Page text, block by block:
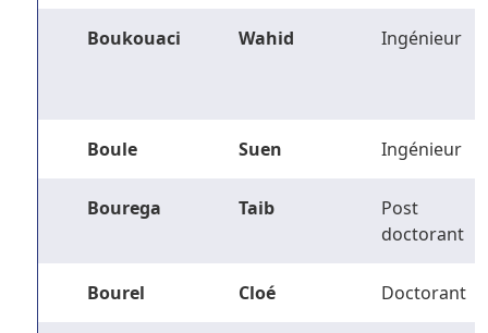
Boukouaci Wahid Ingénieur
Boule Suen Ingénieur
Bourega Taib
Post
doctorant
Bourel Cloé Doctorant